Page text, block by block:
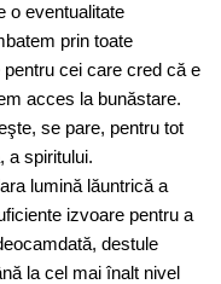
o eventualitate
prin toate
cei care cred că e
acces la bunăstare.
se pare, pentru tot
a spiritului.
lumină lăuntrică a
izvoare pentru a
destule
la cel mai înalt nivel